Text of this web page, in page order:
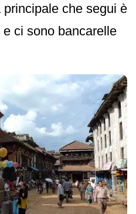
che segui è
ci sono bancarelle